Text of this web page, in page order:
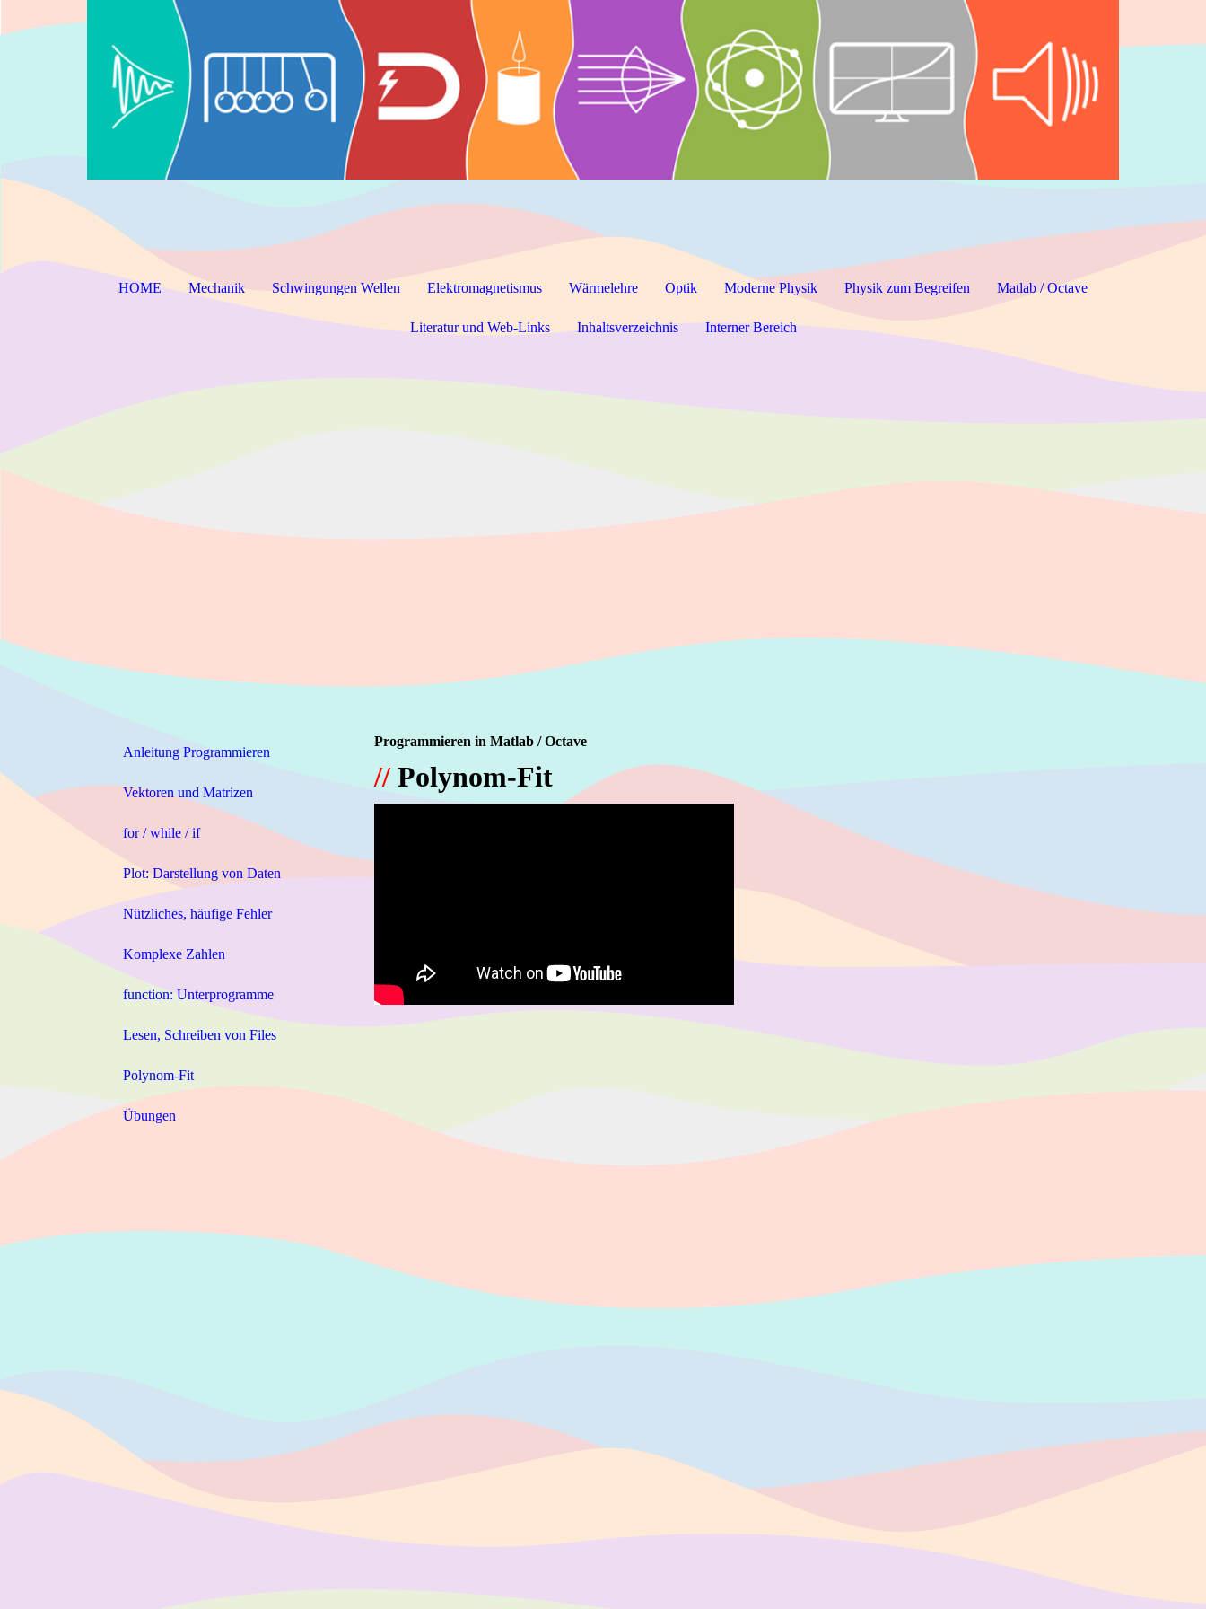
HOME Mechanik Schwingungen Wellen Elektromagnetismus Wärmelehre Optik Moderne Physik Physik zum Begreifen Matlab / Octave
Literatur und Web-Links Inhaltsverzeichnis Interner Bereich
Anleitung Programmieren
Vektoren und Matrizen
for / while / if
Plot: Darstellung von Daten
Nützliches, häufige Fehler
Komplexe Zahlen
function: Unterprogramme
Lesen, Schreiben von Files
Polynom-Fit
Übungen
Programmieren in Matlab / Octave
// Polynom-Fit